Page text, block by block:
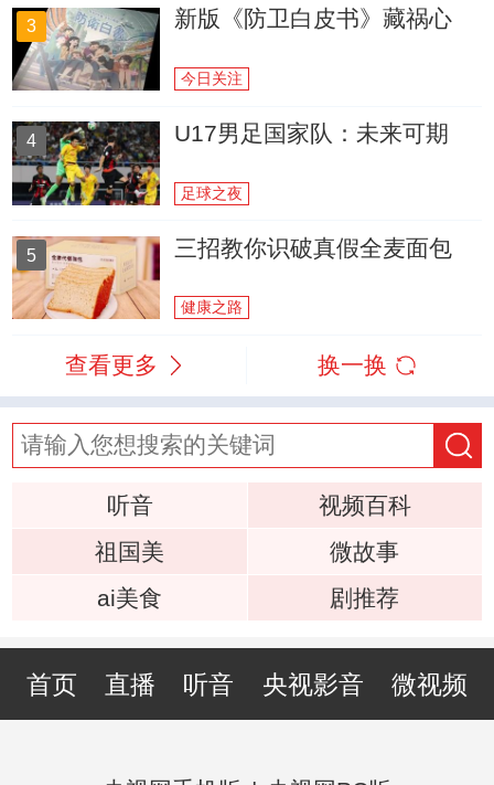
3 新版《防卫白皮书》藏祸心
今日关注
4 U17男足国家队：未来可期
足球之夜
5 三招教你识破真假全麦面包
健康之路
查看更多 换一换
听音
视频百科
祖国美
微故事
ai美食
剧推荐
首页 直播 听音 央视影音 微视频